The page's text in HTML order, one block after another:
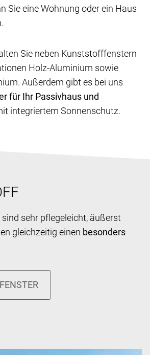
Sie eine Wohnung oder ein Haus
Sie neben Kunststofffenstern
Holz-Aluminium sowie
Außerdem gibt es bei uns
für Ihr Passivhaus und
integriertem Sonnenschutz.
sehr pflegeleicht, äußerst
gleichzeitig einen besonders